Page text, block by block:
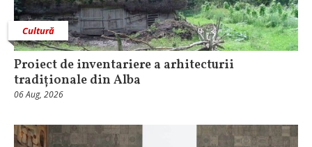
Cultură
Proiect de inventariere a arhitecturii
tradiționale din Alba
06 Aug, 2026